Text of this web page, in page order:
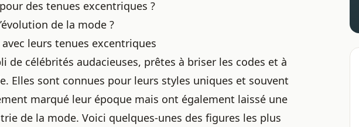
des tenues excentriques ?
de la mode ?
leurs tenues excentriques
de célébrités audacieuses, prêtes à briser les codes et à
Elles sont connues pour leurs styles uniques et souvent
marqué leur époque mais ont également laissé une
de la mode. Voici quelques-unes des figures les plus